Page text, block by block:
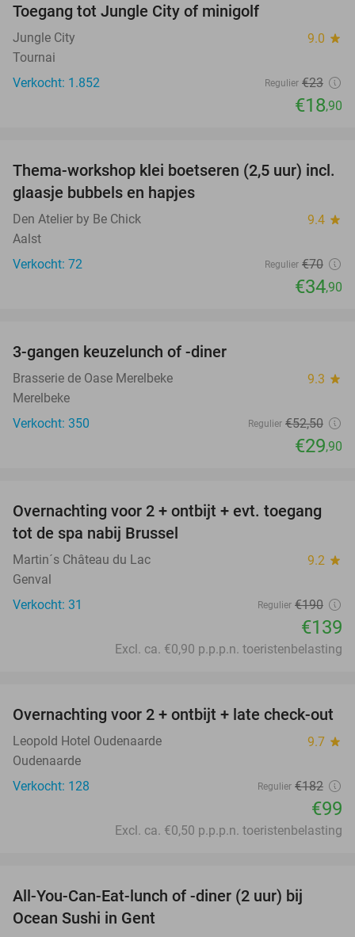
Toegang tot Jungle City of minigolf
Jungle City 9.0 star
Tournai
Verkocht: 1.852
Regulier €23
€18,90
50%
Thema-workshop klei boetseren (2,5 uur) incl.
glaasje bubbels en hapjes
Den Atelier by Be Chick 9.4 star
Aalst
Verkocht: 72
Regulier €70
€34,90
3-gangen keuzelunch of -diner
Brasserie de Oase Merelbeke 9.3 star
Merelbeke
Verkocht: 350
Regulier €52,50
€29,90
27%
Overnachting voor 2 + ontbijt + evt. toegang
tot de spa nabij Brussel
Martin´s Château du Lac 9.2 star
Genval
Verkocht: 31
Regulier €190
€139
Excl. ca. €0,90 p.p.p.n. toeristenbelasting
46%
Overnachting voor 2 + ontbijt + late check-out
Leopold Hotel Oudenaarde 9.7 star
Oudenaarde
Verkocht: 128
Regulier €182
€99
Excl. ca. €0,50 p.p.p.n. toeristenbelasting
All-You-Can-Eat-lunch of -diner (2 uur) bij
Ocean Sushi in Gent